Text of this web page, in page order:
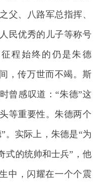
父、八路军总指挥、
民优秀的儿子等称号
程始终的仍是朱德
，传万世而不竭。斯
曾感叹道：“朱德”这
等重要性。朱德两个
。实际上，朱德是“为
式的统帅和士兵”，他
中，闪耀在一个个震